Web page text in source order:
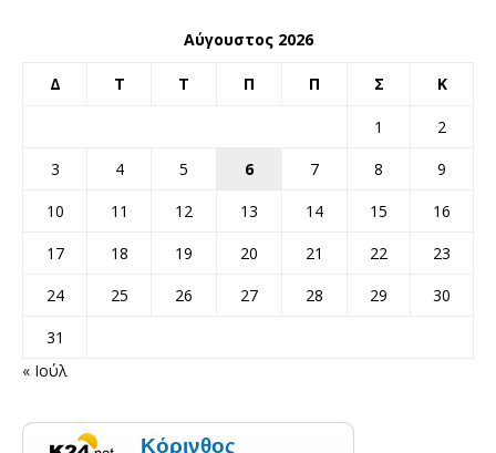
Αύγουστος 2026
Δ Τ Τ Π Π Σ Κ
1
2
3
4 5 6 7 8
9
10
11 12 13 14 15
16
17
18 19 20 21 22
23
24
25 26 27 28 29
30
31
« Ιούλ